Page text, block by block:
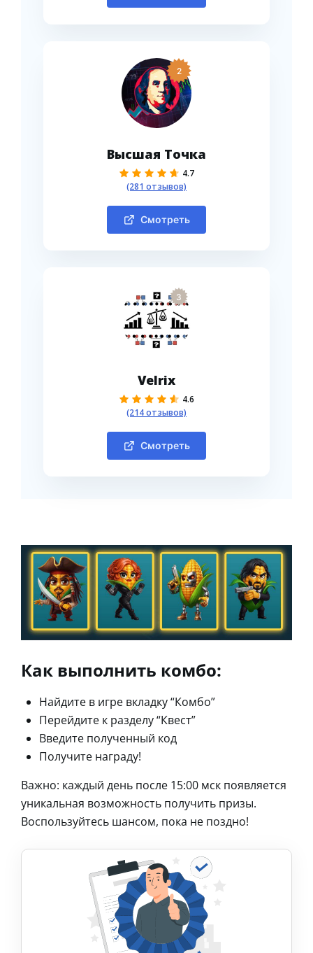
2
Высшая Точка
4.7
(281 отзывов)
Смотреть
3
Velrix
4.6
(214 отзывов)
Смотреть
Как выполнить комбо:
Найдите в игре вкладку “Комбо”
Перейдите к разделу “Квест”
Введите полученный код
Получите награду!
Важно: каждый день после 15:00 мск появляется
уникальная возможность получить призы.
Воспользуйтесь шансом, пока не поздно!